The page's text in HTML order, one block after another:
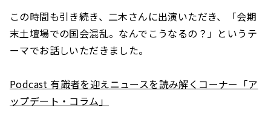
この時間も引き続き、二木さんに出演いただき、「会期
末土壇場での国会混乱。なんでこうなるの？」というテ
ーマでお話しいただきました。
Podcast 有識者を迎えニュースを読み解くコーナー「ア
ップデート・コラム」